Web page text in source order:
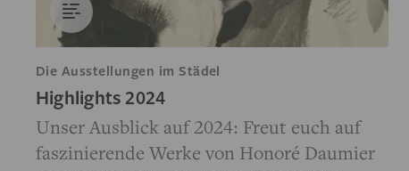
Die Ausstellungen im Städel
Highlights 2024
Unser Ausblick auf 2024: Freut euch auf
faszinierende Werke von Honoré Daumier